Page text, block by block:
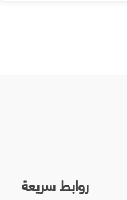
روابط سريعة